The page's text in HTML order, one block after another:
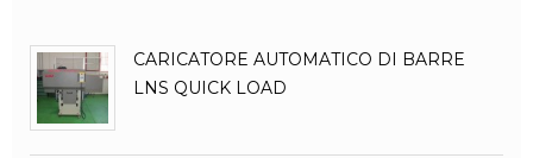
CARICATORE AUTOMATICO DI BARRE
LNS QUICK LOAD